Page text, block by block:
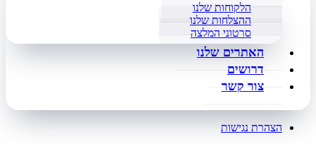
הלקוחות שלנו
ההצלחות שלנו
סרטוני המלצה
האתרים שלנו
דרושים
צור קשר
הצהרת נגישות